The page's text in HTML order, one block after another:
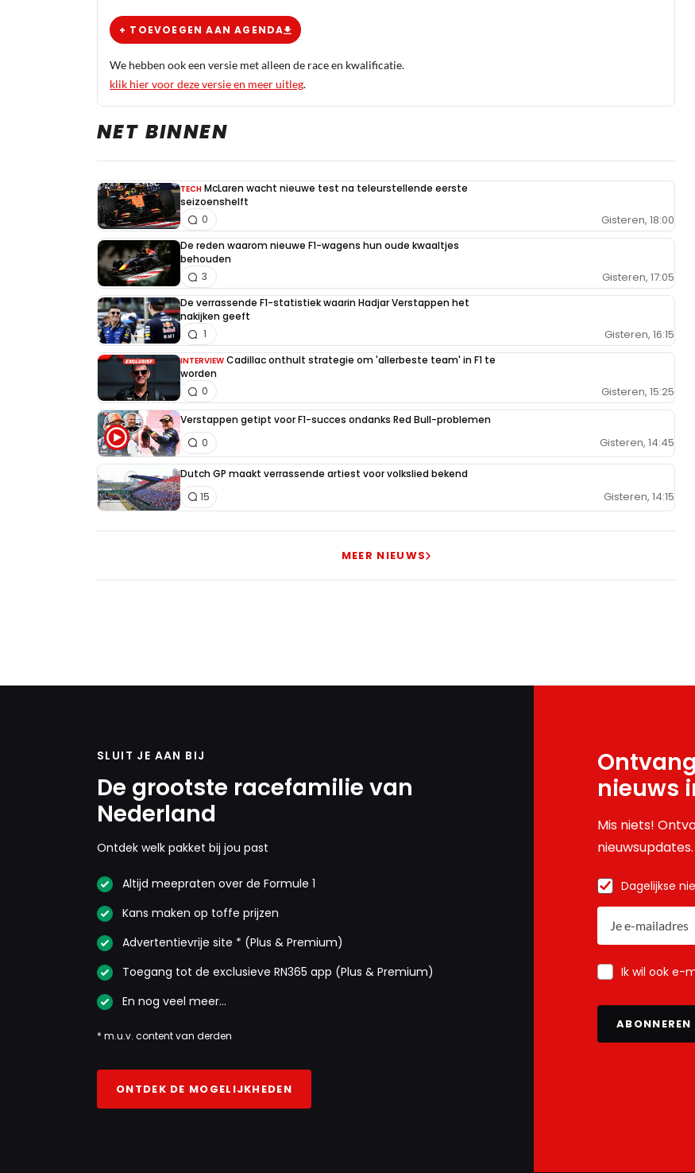
+ TOEVOEGEN AAN AGENDA
We hebben ook een versie met alleen de race en kwalificatie.
klik hier voor deze versie en meer uitleg.
NET BINNEN
TECH McLaren wacht nieuwe test na teleurstellende eerste
seizoenshelft
Gisteren, 18:00
0
De reden waarom nieuwe F1-wagens hun oude kwaaltjes
behouden
Gisteren, 17:05
3
De verrassende F1-statistiek waarin Hadjar Verstappen het
nakijken geeft
Gisteren, 16:15
1
INTERVIEW Cadillac onthult strategie om 'allerbeste team' in F1 te
worden
Gisteren, 15:25
0
Verstappen getipt voor F1-succes ondanks Red Bull-problemen
Gisteren, 14:45
0
Dutch GP maakt verrassende artiest voor volkslied bekend
Gisteren, 14:15
15
MEER NIEUWS
SLUIT JE AAN BIJ
De grootste racefamilie van
Nederland
Ontdek welk pakket bij jou past
Altijd meepraten over de Formule 1
Kans maken op toffe prijzen
Advertentievrije site * (Plus & Premium)
Toegang tot de exclusieve RN365 app (Plus & Premium)
En nog veel meer…
* m.u.v. content van derden
ONTDEK DE MOGELIJKHEDEN
nieuws
Mis niets!
nieuwsupdates.
Dagelijkse
Ik wil ook e-
ABONNEREN